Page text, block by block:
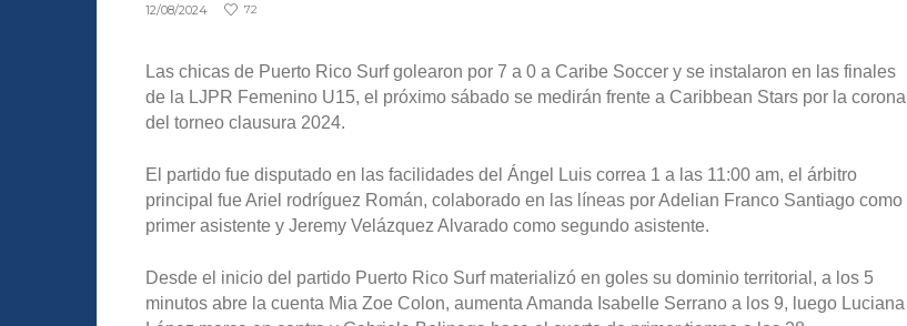
12/08/2024 72
Las chicas de Puerto Rico Surf golearon por 7 a 0 a Caribe Soccer y se instalaron en las finales
de la LJPR Femenino U15, el próximo sábado se medirán frente a Caribbean Stars por la corona
del torneo clausura 2024.
El partido fue disputado en las facilidades del Ángel Luis correa 1 a las 11:00 am, el árbitro
principal fue Ariel rodríguez Román, colaborado en las líneas por Adelian Franco Santiago como
primer asistente y Jeremy Velázquez Alvarado como segundo asistente.
Desde el inicio del partido Puerto Rico Surf materializó en goles su dominio territorial, a los 5
minutos abre la cuenta Mia Zoe Colon, aumenta Amanda Isabelle Serrano a los 9, luego Luciana